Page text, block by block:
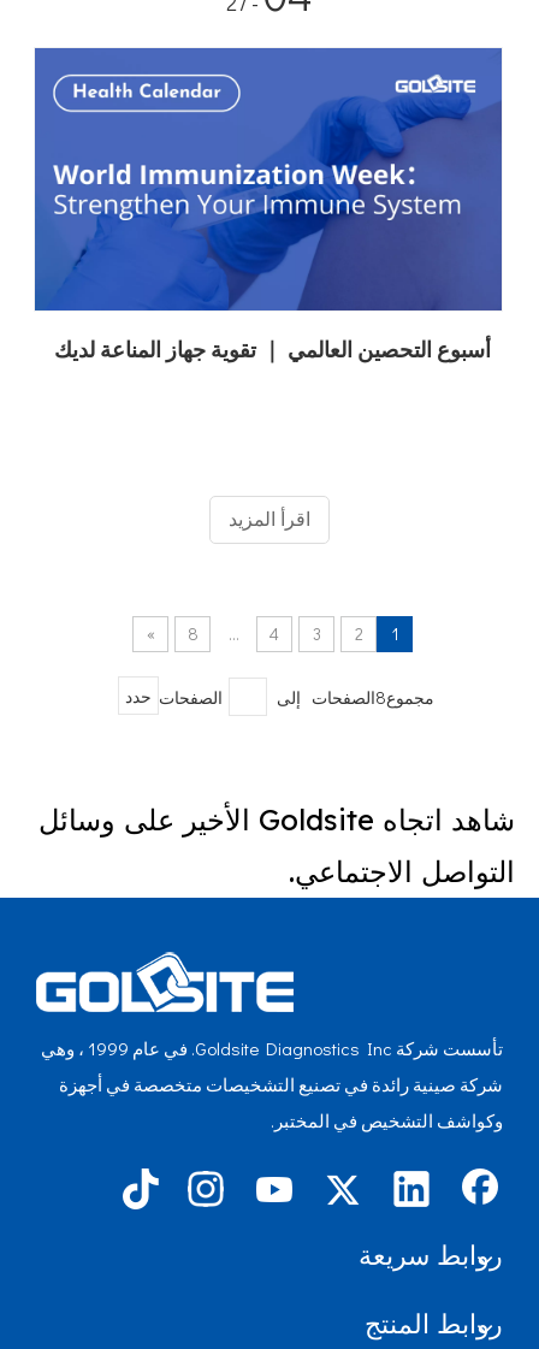
أسبوع التحصين العالمي ｜ تقوية جهاز المناعة لديك
اقرأ المزيد
1
2
3
4
...
8
»
مجموع8الصفحات إلى الصفحات حدد
شاهد اتجاه Goldsite الأخير على وسائل
التواصل الاجتماعي.
تأسست شركة Goldsite Diagnostics Inc. في عام 1999 ، وهي
شركة صينية رائدة في تصنيع التشخيصات متخصصة في أجهزة
وكواشف التشخيص في المختبر.
روابط سريعة
روابط المنتج